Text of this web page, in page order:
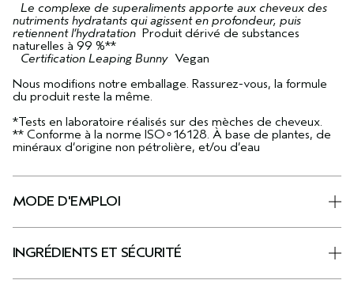
Le complexe de superaliments apporte aux cheveux des
nutriments hydratants qui agissent en profondeur, puis
retiennent l’hydratation Produit dérivé de substances
naturelles à 99 %**
Certification Leaping Bunny Vegan
Nous modifions notre emballage. Rassurez-vous, la formule
du produit reste la même.
*Tests en laboratoire réalisés sur des mèches de cheveux.
** Conforme à la norme ISO∘16128. À base de plantes, de
minéraux d’origine non pétrolière, et/ou d’eau
MODE D'EMPLOI
INGRÉDIENTS ET SÉCURITÉ